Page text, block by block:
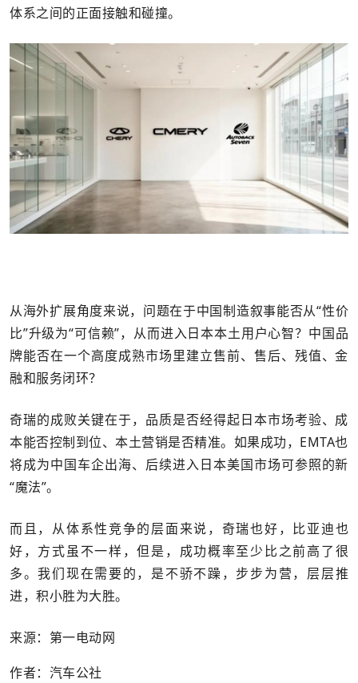
体系之间的正面接触和碰撞。
从海外扩展角度来说，问题在于中国制造叙事能否从“性价
比”升级为“可信赖”，从而进入日本本土用户心智？中国品
牌能否在一个高度成熟市场里建立售前、售后、残值、金
融和服务闭环？
奇瑞的成败关键在于，品质是否经得起日本市场考验、成
本能否控制到位、本土营销是否精准。如果成功，EMTA也
将成为中国车企出海、后续进入日本美国市场可参照的新
“魔法”。
而且，从体系性竞争的层面来说，奇瑞也好，比亚迪也
好，方式虽不一样，但是，成功概率至少比之前高了很
多。我们现在需要的，是不骄不躁，步步为营，层层推
进，积小胜为大胜。
来源：第一电动网
作者：汽车公社